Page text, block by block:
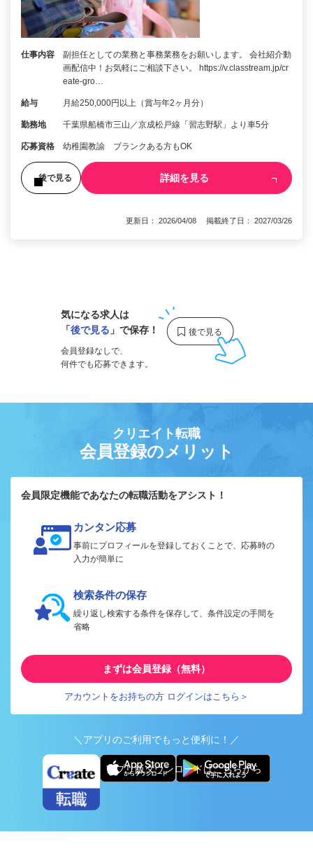
仕事内容
副担任としての業務と事務業務をお願いします。 会社紹介動
画配信中！お気軽にご相談下さい。 https://v.classtream.jp/cr
eate-gro…
給与 月給250,000円以上（賞与年2ヶ月分）
勤務地 千葉県船橋市三山／京成松戸線「習志野駅」より車5分
応募資格 幼稚園教諭 ブランクある方もOK
後で見る 詳細を見る
更新日： 2026/04/08 掲載終了日： 2027/03/26
気になる求人は
「後で見る 」で保存！
会員登録なしで、
何件でも応募できます。
クリエイト転職
会員登録のメリット
会員限定機能であなたの転職活動をアシスト！
カンタン応募
事前にプロフィールを登録しておくことで、応募時の
入力が簡単に
検索条件の保存
繰り返し検索する条件を保存して、条件設定の手間を
省略
まずは会員登録（無料）
アカウントをお持ちの方 ログインはこちら＞
＼アプリのご利用でもっと便利に！／
アプリ版ダウンロードはこちらから